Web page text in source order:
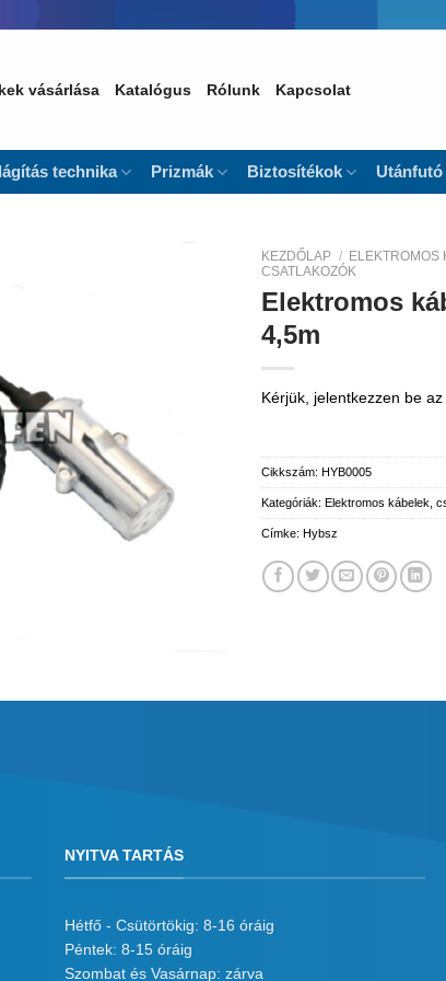
vásárlása Katalógus Rólunk Kapcsolat
technika Prizmák Biztosítékok
KEZDŐLAP / ELEKTROMOS
CSATLAKOZÓK
Elektromos
4,5m
Kérjük, jelentkezzen be
Cikkszám: HYB0005
Kategóriák: Elektromos kábelek,
Címke: Hybsz
NYITVA TARTÁS
Hétfő - Csütörtökig: 8-16 óráig
Péntek: 8-15 óráig
Szombat és Vasárnap: zárva